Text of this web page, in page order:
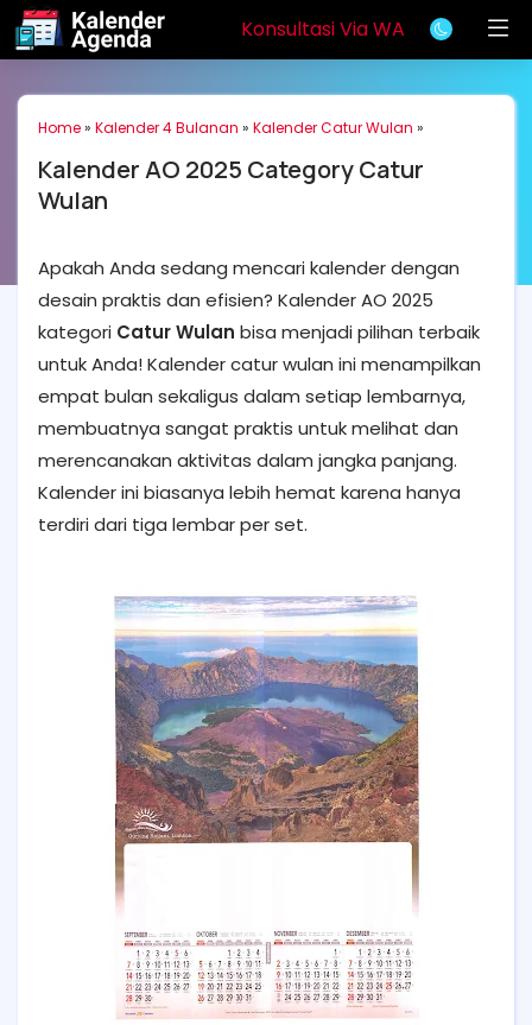
Konsultasi Via WA
Home» Kalender 4 Bulanan » Kalender Catur Wulan »
Kalender AO 2025 Category Catur
Wulan
Apakah Anda sedang mencari kalender dengan
desain praktis dan efisien? Kalender AO 2025
kategori Catur Wulan bisa menjadi pilihan terbaik
untuk Anda! Kalender catur wulan ini menampilkan
empat bulan sekaligus dalam setiap lembarnya,
membuatnya sangat praktis untuk melihat dan
merencanakan aktivitas dalam jangka panjang.
Kalender ini biasanya lebih hemat karena hanya
terdiri dari tiga lembar per set.